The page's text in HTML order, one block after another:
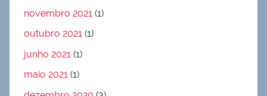
novembro 2021 (1)
outubro 2021 (1)
junho 2021 (1)
maio 2021 (1)